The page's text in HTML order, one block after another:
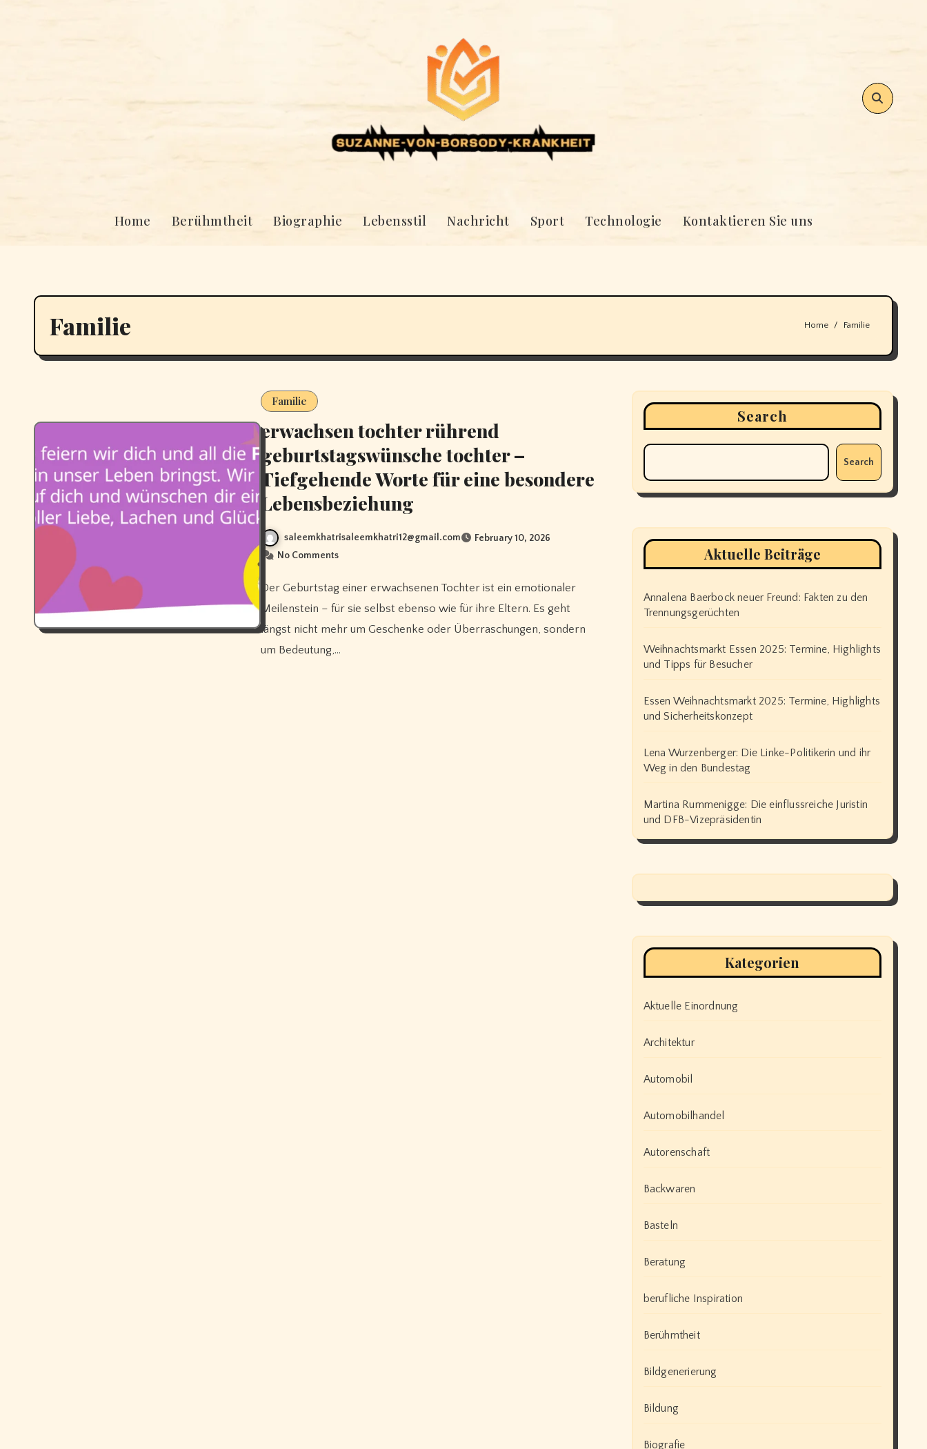
Home Berühmtheit Biographie Lebensstil Nachricht Sport Technologie Kontaktieren Sie uns
Familie Home Familie
Familie
erwachsen tochter rührend
geburtstagswünsche tochter –
Tiefgehende Worte für eine besondere
Lebensbeziehung
saleemkhatrisaleemkhatri12@gmail.com
February 10, 2026
No Comments
Der Geburtstag einer erwachsenen Tochter ist ein emotionaler
Meilenstein – für sie selbst ebenso wie für ihre Eltern. Es geht
längst nicht mehr um Geschenke oder Überraschungen, sondern
um Bedeutung,…
Search
Search
Aktuelle Beiträge
Annalena Baerbock neuer Freund: Fakten zu den
Trennungsgerüchten
Weihnachtsmarkt Essen 2025: Termine, Highlights
und Tipps für Besucher
Essen Weihnachtsmarkt 2025: Termine, Highlights
und Sicherheitskonzept
Lena Wurzenberger: Die Linke-Politikerin und ihr
Weg in den Bundestag
Martina Rummenigge: Die einflussreiche Juristin
und DFB-Vizepräsidentin
Kategorien
Aktuelle Einordnung
Architektur
Automobil
Automobilhandel
Autorenschaft
Backwaren
Basteln
Beratung
berufliche Inspiration
Berühmtheit
Bildgenerierung
Bildung
Biografie